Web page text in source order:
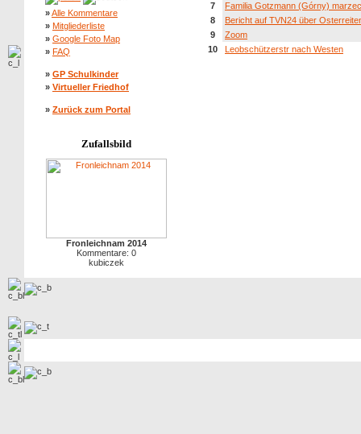
»Alle Kommentare
» Mitgliederliste
» Google Foto Map
» FAQ
» GP Schulkinder
» Virtueller Friedhof
» Zurück zum Portal
Zufallsbild
Fronleichnam 2014
Kommentare: 0
kubiczek
7
Familia Gotzmann (Górny)
8
Bericht auf TVN24 über
9
Zoom
10
Leobschützerstr nach Westen